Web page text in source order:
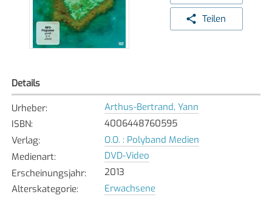
Teilen
Details
Urheber:
Arthus-Bertrand, Yann
ISBN:
4006448760595
Verlag:
O.O. : Polyband Medien
Medienart:
DVD-Video
Erscheinungsjahr:
2013
Alterskategorie: Erwachsene